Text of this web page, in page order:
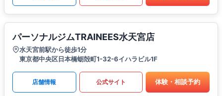
パーソナルジムTRAINEES水天宮店
水天宮前駅から徒歩1分
東京都中央区日本橋蛎殻町1-32-6イハラビル1F
店舗情報 公式サイト 体験・相談予約